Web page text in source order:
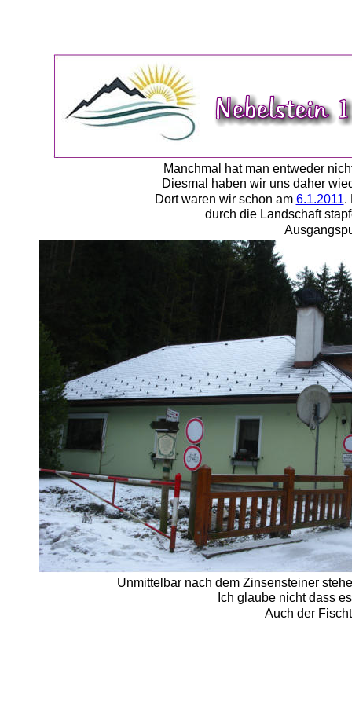
Manchmal hat man entweder
Diesmal haben wir uns daher
Dort waren wir schon am 6.1.2011.
durch die Landschaft
Unmittelbar nach dem Zinsensteiner
Ich glaube nicht dass
Auch der